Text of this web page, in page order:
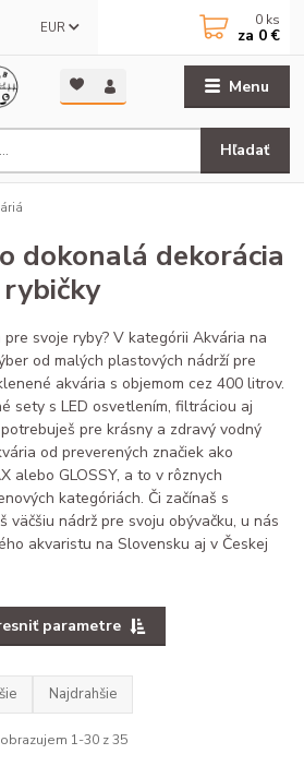
Menu
EUR
Hľadať
0 ks
za 0 €
dokonalá dekorácia
svoje ryby? V kategórii Akvária na
od malých plastových nádrží pre
akvária s objemom cez 400 litrov.
sety s LED osvetlením, filtráciou aj
pre krásny a zdravý vodný
od preverených značiek ako
alebo GLOSSY, a to v rôznych
kategóriách. Či začínaš s
väčšiu nádrž pre svoju obývačku, u nás
akvaristu na Slovensku aj v Českej
parametre
Najdrahšie
1-30 z 35